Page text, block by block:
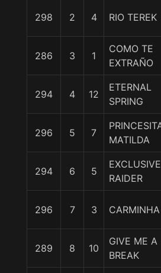
298 2 4 RIO TEREK
286 3 1
COMO TE
EXTRAÑO
294 4 12
ETERNAL
SPRING
296 5 7
MATILDA
294 6 5
EXCLUSIVE
RAIDER
296 7 3 CARMINHA
289 8 10
GIVE ME A
BREAK